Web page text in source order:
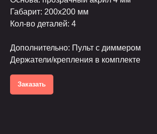
Габарит: 200х200 мм
Кол-во деталей: 4
Дополнительно: Пульт с диммером
Держатели/крепления в комплекте
Заказать